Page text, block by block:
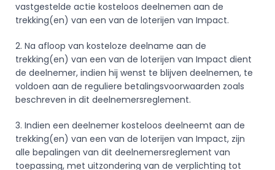
vastgestelde actie kosteloos deelnemen aan de
trekking(en) van een van de loterijen van Impact.
2. Na afloop van kosteloze deelname aan de
trekking(en) van een van de loterijen van Impact dient
de deelnemer, indien hij wenst te blijven deelnemen, te
voldoen aan de reguliere betalingsvoorwaarden zoals
beschreven in dit deelnemersreglement.
3. Indien een deelnemer kosteloos deelneemt aan de
trekking(en) van een van de loterijen van Impact, zijn
alle bepalingen van dit deelnemersreglement van
toepassing, met uitzondering van de verplichting tot